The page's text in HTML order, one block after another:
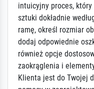
intuicyjny proces,
sztuki dokładnie
ramę, określ rozmiar
dodaj odpowiednie
również opcje
zaokrąglenia i
Klienta jest do Twojej